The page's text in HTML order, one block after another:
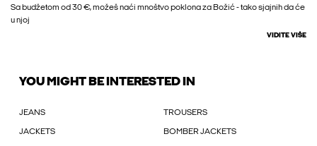
Sa budžetom od 30 €, možeš naći mnoštvo poklona za Božić - tako sjajnih da će
u njoj
VIDITE VIŠE
YOU MIGHT BE INTERESTED IN
JEANS TROUSERS
JACKETS BOMBER JACKETS